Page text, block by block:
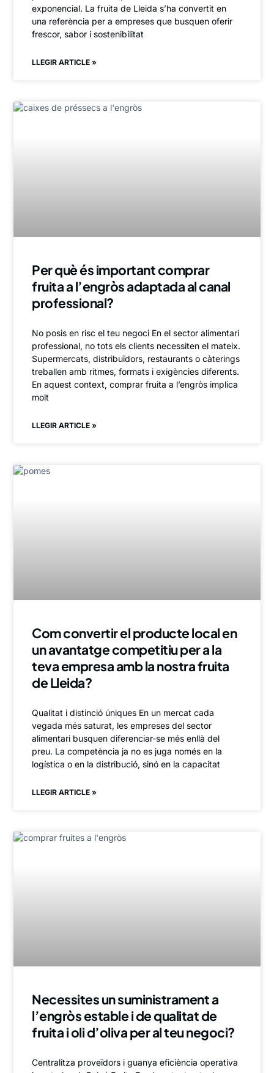
exponencial. La fruita de Lleida s’ha convertit en
una referència per a empreses que busquen oferir
frescor, sabor i sostenibilitat
LLEGIR ARTICLE »
Per què és important comprar
fruita a l’engròs adaptada al canal
professional?
No posis en risc el teu negoci En el sector alimentari
professional, no tots els clients necessiten el mateix.
Supermercats, distribuïdors, restaurants o càterings
treballen amb ritmes, formats i exigències diferents.
En aquest context, comprar fruita a l’engròs implica
molt
LLEGIR ARTICLE »
Com convertir el producte local en
un avantatge competitiu per a la
teva empresa amb la nostra fruita
de Lleida?
Qualitat i distinció úniques En un mercat cada
vegada més saturat, les empreses del sector
alimentari busquen diferenciar-se més enllà del
preu. La competència ja no es juga només en la
logística o en la distribució, sinó en la capacitat
LLEGIR ARTICLE »
Necessites un suministrament a
l’engròs estable i de qualitat de
fruita i oli d’oliva per al teu negoci?
Centralitza proveïdors i guanya eficiència operativa